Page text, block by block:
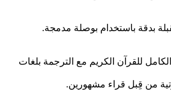
بدقة باستخدام بوصلة مدمجة.
للقرآن الكريم مع الترجمة بلغات
من قِبل قراء مشهورين.